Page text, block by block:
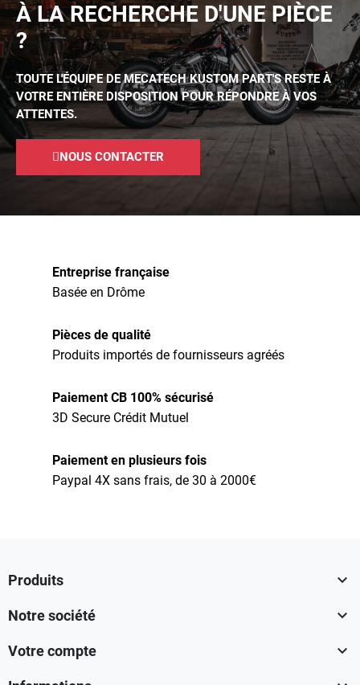
À LA RECHERCHE D'UNE PIÈCE
?
TOUTE L'ÉQUIPE DE MECATECH KUSTOM PART'S RESTE À
VOTRE ENTIÈRE DISPOSITION POUR RÉPONDRE À VOS
ATTENTES.
NOUS CONTACTER
Entreprise française
Basée en Drôme
Pièces de qualité
Produits importés de fournisseurs agréés
Paiement CB 100% sécurisé
3D Secure Crédit Mutuel
Paiement en plusieurs fois
Paypal 4X sans frais, de 30 à 2000€
Produits 
Notre société 
Votre compte 